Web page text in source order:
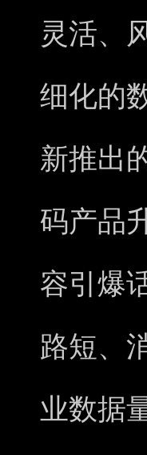
灵活、
细化的
新推出
码产品
容引爆
路短、
业数据